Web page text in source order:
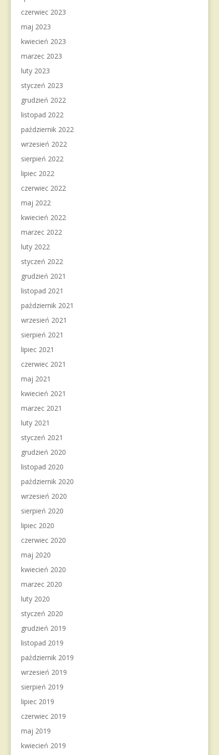
czerwiec 2023
maj 2023
kwiecień 2023
marzec 2023
luty 2023
styczeń 2023
grudzień 2022
listopad 2022
październik 2022
wrzesień 2022
sierpień 2022
lipiec 2022
czerwiec 2022
maj 2022
kwiecień 2022
marzec 2022
luty 2022
styczeń 2022
grudzień 2021
listopad 2021
październik 2021
wrzesień 2021
sierpień 2021
lipiec 2021
czerwiec 2021
maj 2021
kwiecień 2021
marzec 2021
luty 2021
styczeń 2021
grudzień 2020
listopad 2020
październik 2020
wrzesień 2020
sierpień 2020
lipiec 2020
czerwiec 2020
maj 2020
kwiecień 2020
marzec 2020
luty 2020
styczeń 2020
grudzień 2019
listopad 2019
październik 2019
wrzesień 2019
sierpień 2019
lipiec 2019
czerwiec 2019
maj 2019
kwiecień 2019